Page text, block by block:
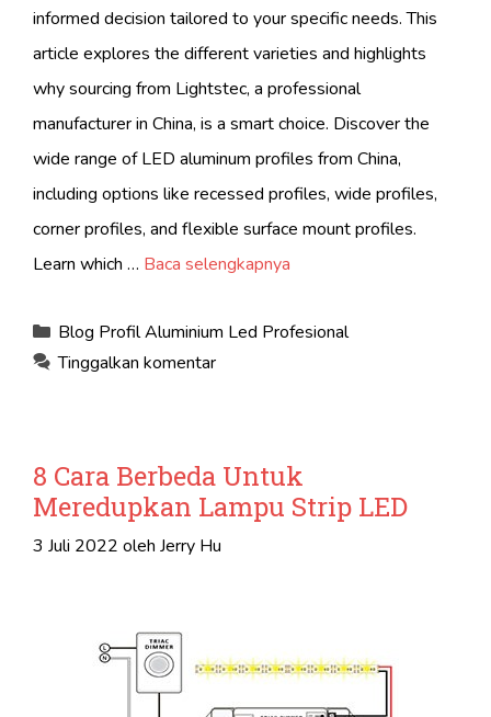
informed decision tailored to your specific needs. This
article explores the different varieties and highlights
why sourcing from Lightstec, a professional
manufacturer in China, is a smart choice. Discover the
wide range of LED aluminum profiles from China,
including options like recessed profiles, wide profiles,
corner profiles, and flexible surface mount profiles.
Learn which … Baca selengkapnya
Kategori
Blog Profil Aluminium Led Profesional
Tinggalkan komentar
8 Cara Berbeda Untuk
Meredupkan Lampu Strip LED
3 Juli 2022 oleh Jerry Hu